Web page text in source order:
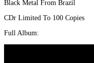
war: ist:
Black Metal From Brazil
CDr Limited To 100 Copies
Full Album: